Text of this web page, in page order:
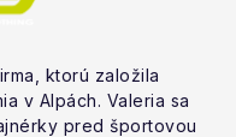
ktorú založila
v Alpách. Valeria sa
pred športovou